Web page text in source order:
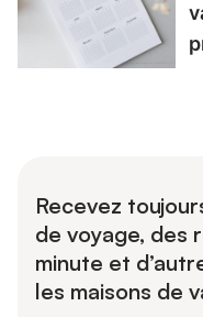
Recevez
de voyage, des
minute et
les maisons de